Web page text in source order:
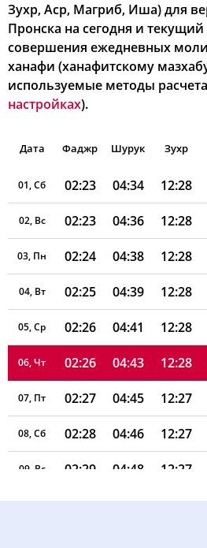
Зухр, Аср, Магриб, Иша) для
Пронска на сегодня и
совершения ежедневных
ханафи (ханафитскому
используемые методы
настройках).
Дата Фаджр Шурук Зухр
01, Сб 02:23 04:34 12:28
02, Вс 02:23 04:36 12:28
03, Пн 02:24 04:38 12:28
04, Вт 02:25 04:39 12:28
05, Ср 02:26 04:41 12:28
06, Чт 02:26 04:43 12:28
07, Пт 02:27 04:45 12:27
08, Сб 02:28 04:46 12:27
09, Вс 02:29 04:48 12:27
10, Пн 02:29 04:50 12:27